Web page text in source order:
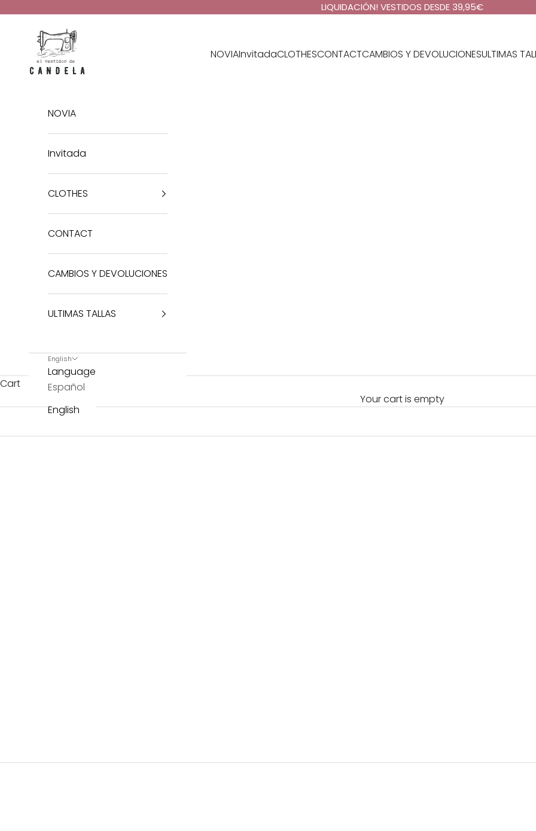
LIQUIDACIÓN! VESTIDOS DESDE 39,95€
El Vestidor de Candela
NOVIAInvitadaCLOTHESCONTACTCAMBIOS Y DEVOLUCIONESULTIMAS
NOVIA
Invitada
CLOTHES
CONTACT
CAMBIOS Y DEVOLUCIONES
ULTIMAS TALLAS
English
Language
Español
English
Cart
Your cart is empty